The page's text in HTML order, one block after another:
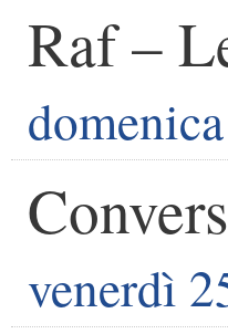
Raf –
venerdì